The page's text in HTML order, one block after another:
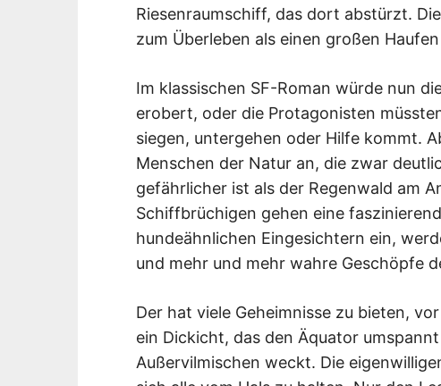
Riesenraumschiff, das dort abstürzt.
zum Überleben als einen großen
Im klassischen SF-Roman würde nun
erobert, oder die Protagonisten
siegen, untergehen oder Hilfe kommt.
Menschen der Natur an, die zwar
gefährlicher ist als der Regenwald am
Schiffbrüchigen gehen eine
hundeähnlichen Eingesichtern ein,
und mehr und mehr wahre Geschöpfe
Der hat viele Geheimnisse zu bieten,
ein Dickicht, das den Äquator
Außervilmischen weckt. Die